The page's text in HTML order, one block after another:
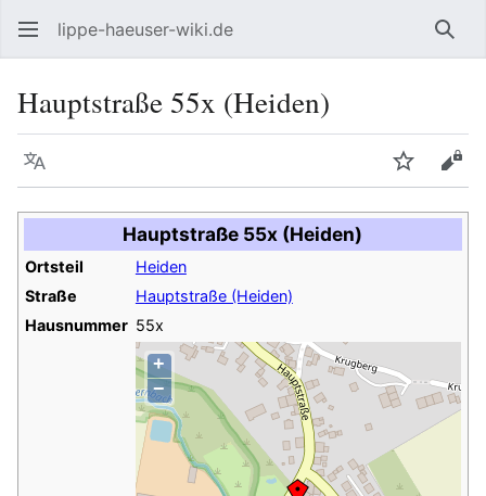
lippe-haeuser-wiki.de
Hauptstraße 55x (Heiden)
Sprache
Hauptstraße 55x (Heiden)
Ortsteil
Heiden
Straße
Hauptstraße (Heiden)
Hausnummer 55x
+
−